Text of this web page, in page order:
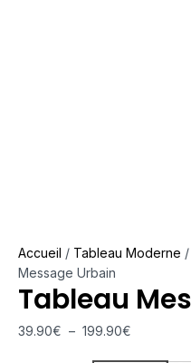
Accueil / Tableau Moderne /
Message Urbain
Tableau
39.90€ – 199.90€